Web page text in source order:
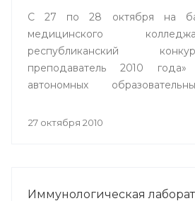
С 27 по 28 октября на
медицинского
республиканский
преподаватель 2010 года»
автономных
Министерства
27 октября 2010
Иммунологическая